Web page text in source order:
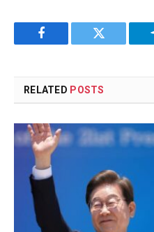
Facebook Twitter
RELATED POSTS